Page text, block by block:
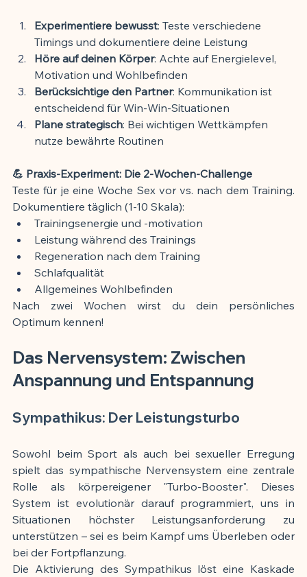
Experimentiere bewusst: Teste verschiedene
Timings und dokumentiere deine Leistung
Höre auf deinen Körper: Achte auf Energielevel,
Motivation und Wohlbefinden
Berücksichtige den Partner: Kommunikation ist
entscheidend für Win-Win-Situationen
Plane strategisch: Bei wichtigen Wettkämpfen
nutze bewährte Routinen
💪 Praxis-Experiment: Die 2-Wochen-Challenge
Teste für je eine Woche Sex vor vs. nach dem Training.
Dokumentiere täglich (1-10 Skala):
Trainingsenergie und -motivation
Leistung während des Trainings
Regeneration nach dem Training
Schlafqualität
Allgemeines Wohlbefinden
Nach zwei Wochen wirst du dein persönliches
Optimum kennen!
Das Nervensystem: Zwischen
Anspannung und Entspannung
Sympathikus: Der Leistungsturbo
Sowohl beim Sport als auch bei sexueller Erregung
spielt das sympathische Nervensystem eine zentrale
Rolle als körpereigener "Turbo-Booster". Dieses
System ist evolutionär darauf programmiert, uns in
Situationen höchster Leistungsanforderung zu
unterstützen – sei es beim Kampf ums Überleben oder
bei der Fortpflanzung.
Die Aktivierung des Sympathikus löst eine Kaskade